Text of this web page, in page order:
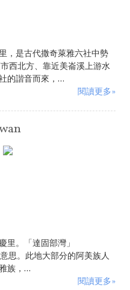
，是古代撒奇萊雅六社中勢
西北方、靠近美崙溪上游水
的諧音而來，...
閱讀更多»
里。「達固部灣」
思。此地大部分的阿美族人
族，...
閱讀更多»